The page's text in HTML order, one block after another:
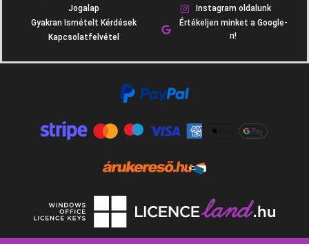
Jogalap
Gyakran Ismételt Kérdések
Kapcsolatfelvétel
Instagram oldalunk
Értékeljen minket a Google-
n!